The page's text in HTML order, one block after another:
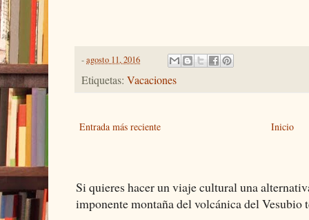
-agosto 11, 2016
Etiquetas: Vacaciones
Entrada más reciente Inicio
Si quieres hacer un viaje cultural una
imponente montaña del volcánica del Vesubio